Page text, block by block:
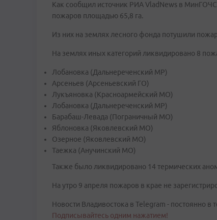
Как сообщил источник РИА VladNews в
пожаров площадью 65,8 га.
Из них на землях лесного фонда потушили
На землях иных категорий ликвидировано 8
Лобановка (Дальнереченский МР)
Арсеньев (Арсеньевский ГО)
Лукъяновка (Красноармейский МО)
Лобановка (Дальнереченский МР)
Барабаш-Левада (Пограничный МО)
Яблоновка (Яковлевский МО)
Озерное (Яковлевский МО)
Таежка (Анучинский МО)
Также было ликвидировано 14 термических
На утро 9 апреля пожаров в крае не
Новости Владивостока в Telegram - постоянно в
Подписывайтесь одним нажатием!